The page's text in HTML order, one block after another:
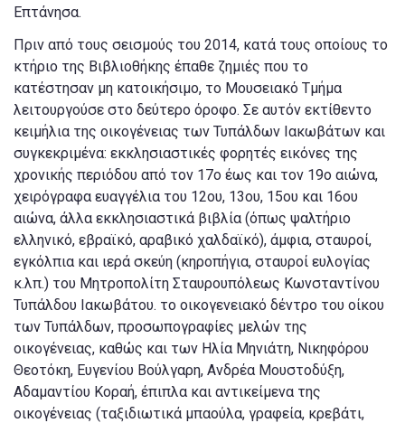
Επτάνησα.
Πριν από τους σεισμούς του 2014, κατά τους οποίους το
κτήριο της Βιβλιοθήκης έπαθε ζημιές που το
κατέστησαν μη κατοικήσιμο, το Μουσειακό Τμήμα
λειτουργούσε στο δεύτερο όροφο. Σε αυτόν εκτίθεντο
κειμήλια της οικογένειας των Τυπάλδων Ιακωβάτων και
συγκεκριμένα: εκκλησιαστικές φορητές εικόνες της
χρονικής περιόδου από τον 17ο έως και τον 19ο αιώνα,
χειρόγραφα ευαγγέλια του 12ου, 13ου, 15ου και 16ου
αιώνα, άλλα εκκλησιαστικά βιβλία (όπως ψαλτήριο
ελληνικό, εβραϊκό, αραβικό χαλδαϊκό), άμφια, σταυροί,
εγκόλπια και ιερά σκεύη (κηροπήγια, σταυροί ευλογίας
κ.λπ.) του Μητροπολίτη Σταυρουπόλεως Κωνσταντίνου
Τυπάλδου Ιακωβάτου. το οικογενειακό δέντρο του οίκου
των Τυπάλδων, προσωπογραφίες μελών της
οικογένειας, καθώς και των Ηλία Μηνιάτη, Νικηφόρου
Θεοτόκη, Ευγενίου Βούλγαρη, Ανδρέα Μουστοδύξη,
Αδαμαντίου Κοραή, έπιπλα και αντικείμενα της
οικογένειας (ταξιδιωτικά μπαούλα, γραφεία, κρεβάτι,